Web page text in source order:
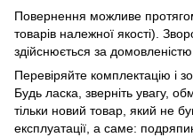
Повернення можливе
товарів належної якості).
здійснюється за домовленістю.
Перевіряйте комплектацію і
Будь ласка, зверніть увагу,
тільки новий товар, який не
експлуатації, а саме: